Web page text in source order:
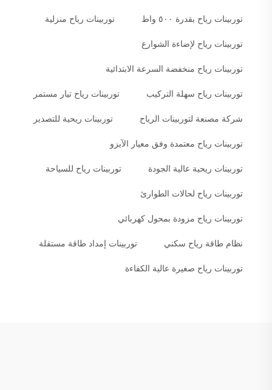
توربينات رياح بقدرة ٥٠٠ واط توربينات رياح منزلية
توربينات رياح لإضاءة الشوارع
توربينات رياح منخفضة السرعة الابتدائية
توربينات رياح سهلة التركيب توربينات رياح تيار مستمر
شركة مصنعة لتوربينات الرياح توربينات ريحية للتصدير
توربينات رياح معتمدة وفق معيار الآيزو
توربينات ريحية عالية الجودة توربينات رياح للسياحة
توربينات رياح لحالات الطوارئ
توربينات رياح مزودة بمحول كهربائي
نظام طاقة رياح سكني توربينات إمداد طاقة مستقلة
توربينات رياح صغيرة عالية الكفاءة